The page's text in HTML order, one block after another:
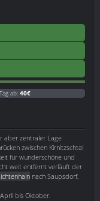
ab: 40€
aber zentraler Lage
zwischen Kirnitzschtal
für wunderschöne und
weit entfernt verläuft der
nach Saupsdorf,
bis Oktober.